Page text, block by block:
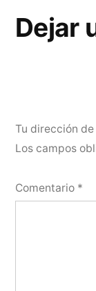
Dejar
Tu dirección
Los campos
Comentario *